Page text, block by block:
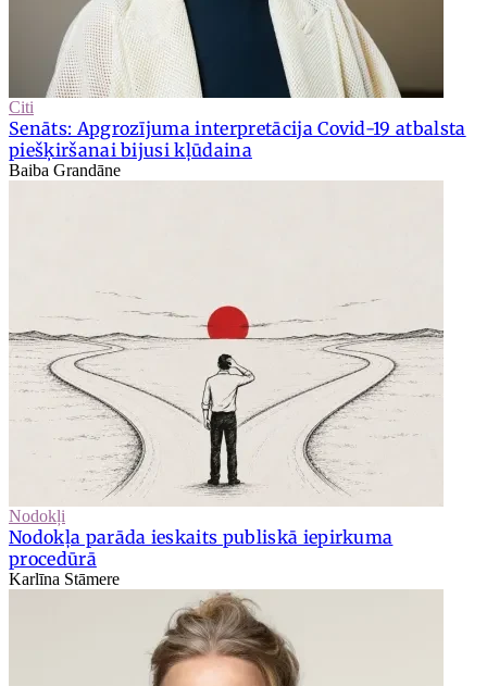
Citi
Senāts: Apgrozījuma interpretācija Covid-19 atbalsta
piešķiršanai bijusi kļūdaina
Baiba Grandāne
Nodokļi
Nodokļa parāda ieskaits publiskā iepirkuma
procedūrā
Karlīna Stāmere